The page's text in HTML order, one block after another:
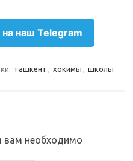
наш Telegram
ташкент , хокимы , школы
вам необходимо